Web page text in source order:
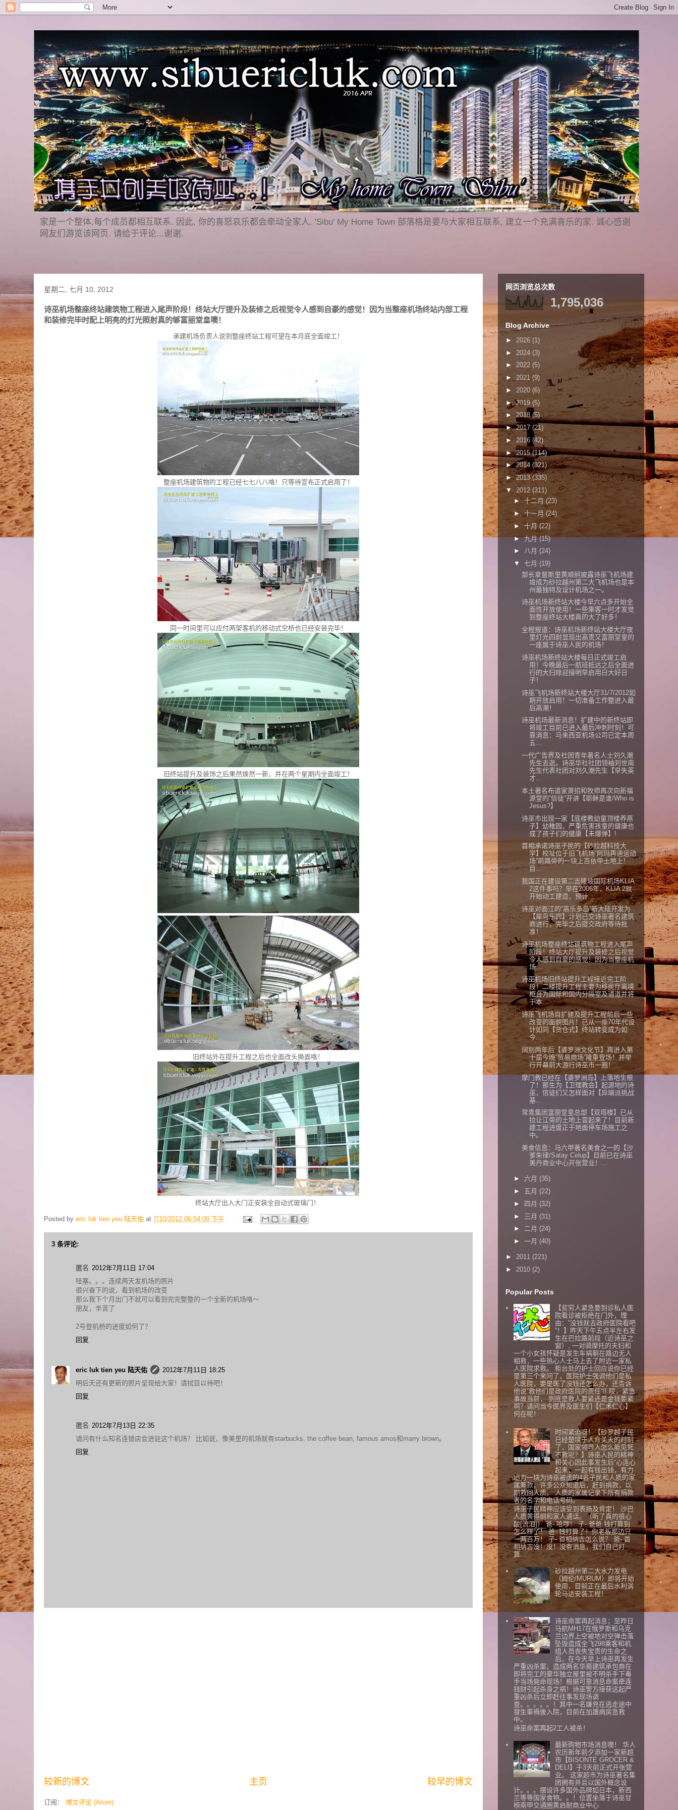
家是一个整体,每个成员都相互联系. 因此, 你的喜怒哀乐都会牵动全家人. 'Sibu' My Home Town 部落格是要与大家相互联系, 建立一个充满喜乐的家. 诚心感谢
网友们游览该网页. 请给于评论...谢谢.
星期二, 七月 10, 2012
诗巫机场整座终站建筑物工程进入尾声阶段！终站大厅提升及装修之后视觉令人感到自豪的感觉！因为当整座机场终站内部工程
和装修完毕时配上明亮的灯光照射真的够富丽堂皇噢！
承建机场负责人说到整座终站工程可望在本月底全面竣工！
整座机场建筑物的工程已经七七八八咯！只等待宣布正式启用了！
同一时间里可以应付两架客机的移动式空桥也已经安装完毕！
旧终站提升及装饰之后果然焕然一新，并在两个星期内全面竣工！
旧终站外在提升工程之后也全面改头换面咯！
终站大厅出入大门正安装全自动式玻璃门！
Posted by eric luk tien yeu 陆天佑 at 7/10/2012 06:54:00 下午
3 条评论:
匿名 2012年7月11日 17:04
哇塞。。。连续两天发机场的照片
很兴奋下的说，看到机场的改变
那么我下个月出门不就可以看到完完整整的一个全新的机场咯～
朋友，辛苦了
2号登机桥的进度如何了？
回复
eric luk tien yeu 陆天佑
2012年7月11日 18:25
明后天还有更新的照片呈现给大家！请拭目以待吧！
回复
匿名 2012年7月13日 22:35
请问有什么知名连锁店会进驻这个机场？ 比如说，像美里的机场就有starbucks, the coffee bean, famous amos和marry brown。
回复
较新的博文 较早的博文
主页
订阅： 博文评论 (Atom)
网页浏览总次数
1,795,036
Blog Archive
► 2026 (1)
► 2024 (3)
► 2022 (5)
► 2021 (9)
► 2020 (6)
►2019 (5)
► 2018(5)
►2017(21)
►2016 (42)
►2015(114)
►2014 (321)
►2013(335)
▼ 2012 (311)
► 十二月 (23)
► 十一月 (24)
► 十月 (22)
►九月(15)
► 八月 (24)
▼ 七月 (19)
部长拿督斯里黄顺舸披露诗巫飞机场建
竣成为砂拉越州第二大飞机场也是本
州最独特及设计机场之一。
诗巫机场新终站大楼今早六点多开始全
面性开放使用！一些乘客一时才发觉
到整座终站大楼真的大了好多！
全程报道：诗巫机场新终站大楼大厅夜
里灯光四射显现出高贵又富丽堂皇的
一座属于诗巫人民的机场！
诗巫机场新终站大楼每日正式竣工启
用！今晚最后一航班抵达之后全面进
行的大扫除迎接明早启用日大好日
子！
诗巫飞机场新终站大楼大厅31/7/2012如
期开放启用！一切准备工作整进入最
后高潮！
诗巫机场最新消息！扩建中的新终站即
将竣工目前已进入最后冲刺时刻！可
靠消息：马来西亚机场公司已定本周
五...
一代广告界及社团青年著名人士刘久潮
先生去逝。诗巫华社社团领袖刘世南
先生代表社团对刘久潮先生【早失英
才...
本土著名布道家萧招和牧师再次向新福
源堂的”信徒“开讲【耶稣是谁/Who is
Jesus?】
诗巫市出现一家【底楼教幼童顶楼养燕
子】幼稚园，严重危害孩童的健康也
成了孩子们的健康【未爆弹】!
首相承诺诗巫子民的【砂拉越科技大
学】校址位于旧飞机场“阿玛再迪运动
场”前路旁的一块上百依甲土地上！
目...
我国正在建设第二吉隆坡国际机场KLIA
2这件事吗？早在2006年，KLIA 2就
开始动工建造，预计...
诗巫对面江的“高乐多岛”新大陆开发为
【犀鸟乐园】计划已交诗巫著名建筑
商进行，完毕之后提交政府等待批
准！
诗巫机场整座终站建筑物工程进入尾声
阶段！终站大厅提升及装修之后视觉
令人感到自豪的感觉！因为当整座机
场...
诗巫机场旧终站提升工程接近完工阶
段！二楼提升工程主要为移民厅离境
柜台为国际和国内分隔室及通道并将
于本...
诗巫飞机场自扩建及提升工程前后一些
改变的面貌图片！已从一座70年代设
计如同【货仓式】终站转变成为如
今...
阔别两年后【婆罗洲文化节】再进入第
十届今晚“贸易商场”隆重登场！并举
行开幕前大游行诗巫市一圈！
摩门教已经在【婆罗洲岛】上落地生根
了！那生为【卫理教会】起源地的诗
巫，信徒们又怎样面对【异端派挑战
基...
常青集团富丽堂皇总部【双塔楼】已从
拉让江旁的土地上冒起来了！目前新
建工程进度正于地面停车场施工之
中。
美食信息：马六甲著名美食之一的【沙
爹朱律/Satay Celup】目前已在诗巫
美丹商业中心开张营业！...
► 六月 (35)
► 五月 (22)
►
四月 (32)
► 三月 (31)
► 二月 (24)
► 一月 (40)
► 2011 (221)
► 2010 (2)
Popular Posts
【贫穷人紧急要到诊私人医
院看诊被拒绝在门外，理
由：”没钱就去政府医院看吧
“！】昨天下午五点半左右发
生在巴拉路前段（近诗巫之
窗）, 一对骑摩托的夫妇和
一个小女孩怀疑是发生车祸躺在路边无人
相救，一些热心人士马上去了附近一家私
人医院求救。 柜台处的护士回应说你已经
是第三个来问了。医院护士强调他们是私
人医院，要是医了没钱还怎么办，还告诉
他说”救他们是政府医院的责任“!! 哎，紧急
事故当前， 到底是救人要紧还是金钱要紧
啊？请问当今医界及医生们【仁术仁心】
何在呢！
时间紧迫呀！【砂罗越子民
已经楚境于人命关天的时刻
了，国家领导人怎么能见死
不救呢？】诗巫人民的精神
和关心因此事发生后“心连心
起来，一起有钱出钱，有力
出力一块为诗巫被虏的4名子民和人质的家
属筹款，许多公众知道后，赶到捐款，以
期救回人质。 人质的家属记录下所有捐款
者的名字和电话号码。
诗巫子民精神应该受到表扬及肯定！ 沙巴
人质黄得纲和家人通话。（听了真的很心
酸[流泪]） 爸- 哈啰！ 子- 爸爸,钱打算到
怎么样了！ 爸- 钱打算了！你老板那边只
一两百万！ 子- 首相纳吉怎么说？ 爸- 首
相纳吉没！没！没有消息，我们自己打
算...
砂拉越州第二大水力发电
（姆伦/MURUM）即将开始
使用，目前正在最后水利涡
轮马达安装工程！
诗巫命案再起消息；至昨日
马航MH17在俄罗斯和乌克
兰边界上空被地对空弹击落
坠毁造成全飞298乘客和机
组人员丧失宝贵的生命之
后，在今天早上诗巫再发生
严重凶杀案，造成两名华裔建筑承包商在
即将完工的豪华独立屋里被不明杀手下毒
手当场毙命现场！根据可靠消息命案牵连
钱财引起杀身之祸！诗巫警方接获这起严
重凶杀后立即赶往事发现场调
查。。。。。！其中一名嫌兇在逃走途中
發生車禍後入院，目前在加護病房急救
中。
诗巫命案再起2工人被杀！
最新购物市场消息噢！ 华人
农历新年前夕添加一家新超
市【BISONTE GROCER &
DELI】于3天前正式开张营
业。 这家超市为诗巫著名集
团拥有并且以国外概念设
计。。。摆设许多国外品牌如日本，新西
兰等等国家食物。。！位置坐落于诗巫甘
榜南甲交通圈黄启耐商业中心